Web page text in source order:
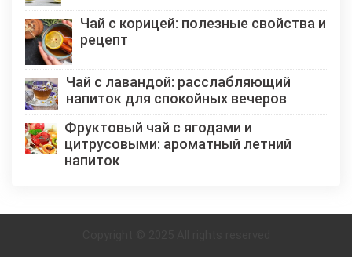
Чай с корицей: полезные свойства и
рецепт
Чай с лавандой: расслабляющий
напиток для спокойных вечеров
Фруктовый чай с ягодами и
цитрусовыми: ароматный летний
напиток